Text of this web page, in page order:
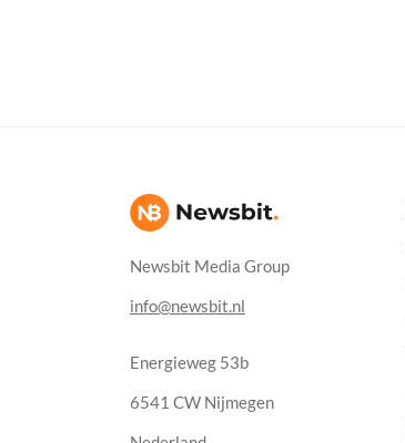
Newsbit Media Group
info@newsbit.nl
Energieweg 53b
6541 CW Nijmegen